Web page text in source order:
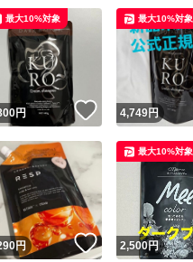
！
円 いいね！
最大10%対象
4,749円
最大10%対象
！
円 いいね！
2,500円
最大10%対象